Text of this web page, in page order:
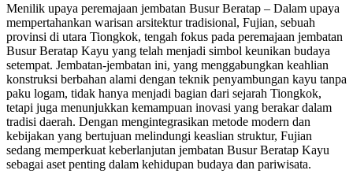
Menilik upaya peremajaan jembatan Busur Beratap – Dalam upaya
mempertahankan warisan arsitektur tradisional, Fujian, sebuah
provinsi di utara Tiongkok, tengah fokus pada peremajaan jembatan
Busur Beratap Kayu yang telah menjadi simbol keunikan budaya
setempat. Jembatan-jembatan ini, yang menggabungkan keahlian
konstruksi berbahan alami dengan teknik penyambungan kayu tanpa
paku logam, tidak hanya menjadi bagian dari sejarah Tiongkok,
tetapi juga menunjukkan kemampuan inovasi yang berakar dalam
tradisi daerah. Dengan mengintegrasikan metode modern dan
kebijakan yang bertujuan melindungi keaslian struktur, Fujian
sedang memperkuat keberlanjutan jembatan Busur Beratap Kayu
sebagai aset penting dalam kehidupan budaya dan pariwisata.